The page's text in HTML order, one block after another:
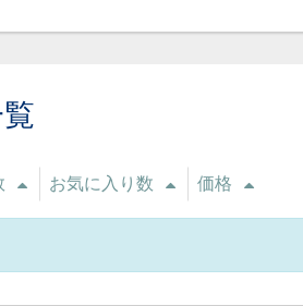
お気に入り数 価格